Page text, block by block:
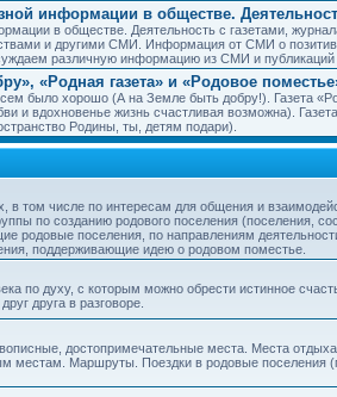
информации в обществе.
в обществе. Деятельность с газетами,
и другими СМИ. Информация от СМИ о
различную информацию из СМИ и публикаций
«Родная газета» и «Родовое
было хорошо (А на Земле быть добру!). Газета
вдохновенье жизнь счастливая возможна).
Родины, ты, детям подари).
том числе по интересам для общения и
по созданию родового поселения (поселения,
поселения, по направлениям
поддерживающие идею о родовом поместье.
по духу, с которым можно обрести истинное
друга в разговоре.
достопримечательные места. Места
местам. Маршруты. Поездки в родовые поселения